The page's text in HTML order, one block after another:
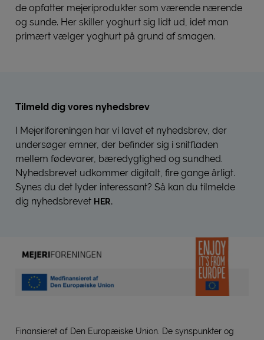
de opfatter mejeriprodukter som værende nærende
og sunde. Her skiller yoghurt sig lidt ud, idet man
primært vælger yoghurt på grund af smagen.
Tilmeld dig vores nyhedsbrev
I Mejeriforeningen har vi lavet et nyhedsbrev, der
undersøger emner, der befinder sig i snitfladen
mellem fødevarer, bæredygtighed og sundhed.
Nyhedsbrevet udkommer digitalt, fire gange årligt.
Synes du det lyder interessant? Så kan du tilmelde
dig nyhedsbrevet HER.
Finansieret af Den Europæiske Union. De synspunkter og